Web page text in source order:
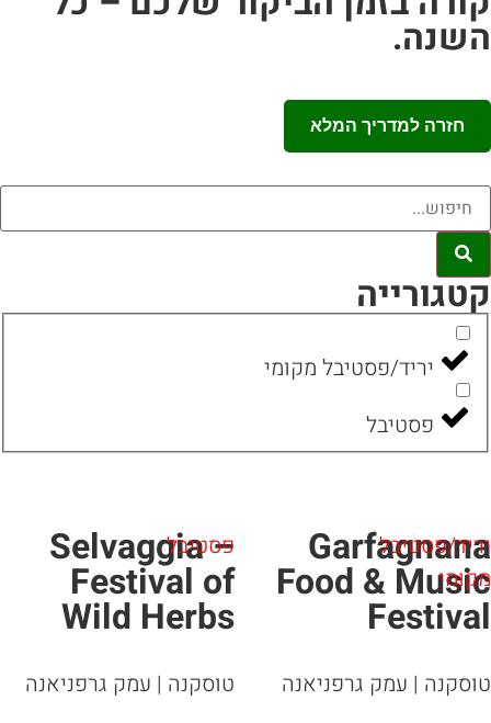
חזרה למדריך המלא
יריד/פסטיבל מקומי
פסטיבל
פסטיבל
Food &
| עמק גרפניאנה
פסטיבל
Selvaggia –
Festival of
Wild Herbs
טוסקנה| עמק גרפניאנה